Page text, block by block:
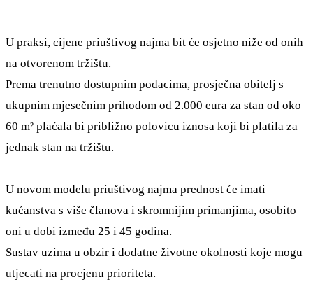
U praksi, cijene priuštivog najma bit će osjetno niže od onih
na otvorenom tržištu.
Prema trenutno dostupnim podacima, prosječna obitelj s
ukupnim mjesečnim prihodom od 2.000 eura za stan od oko
60 m² plaćala bi približno polovicu iznosa koji bi platila za
jednak stan na tržištu.
U novom modelu priuštivog najma prednost će imati
kućanstva s više članova i skromnijim primanjima, osobito
oni u dobi između 25 i 45 godina.
Sustav uzima u obzir i dodatne životne okolnosti koje mogu
utjecati na procjenu prioriteta.